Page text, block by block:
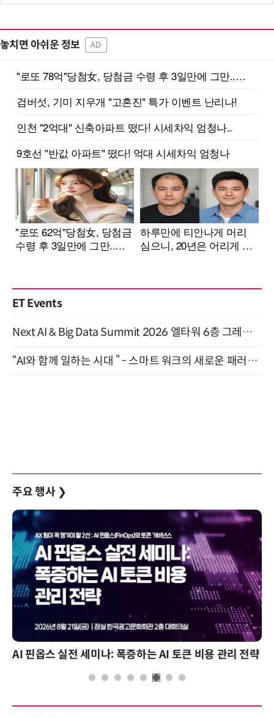
놓치면 아쉬운 정보 AD
ET Events
Next AI & Big Data Summit 2026 엘타워 6층 그레이스홀 개최 (9/18)
“AI와 함께 일하는 시대 ” - 스마트 워크의 새로운 패러다임 (9/11)
주요 행사 ❯
AI 핀옵스 실전 세미나: 폭증하는 AI 토큰 비용 관리 전략